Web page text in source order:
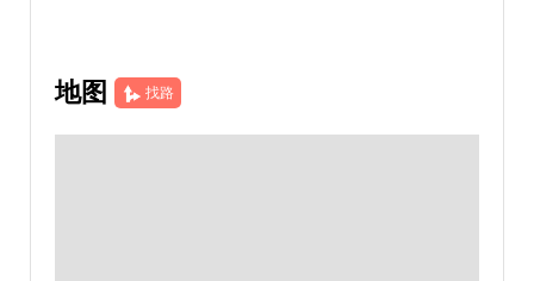
地图 找路